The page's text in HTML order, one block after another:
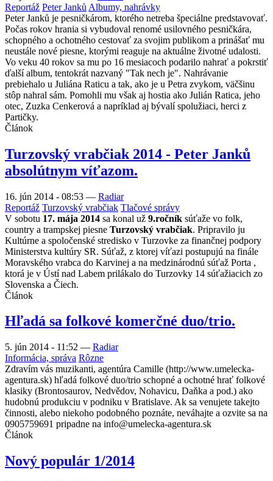
Reportáž Peter Janků Albumy, nahrávky
Peter Janků je pesničkárom, ktorého netreba špeciálne predstavovať.
Počas rokov hrania si vybudoval renomé usilovného pesničkára,
schopného a ochotného cestovať za svojim publikom a prinášať mu
neustále nové piesne, ktorými reaguje na aktuálne životné udalosti.
Vo veku 40 rokov sa mu po 16 mesiacoch podarilo nahrať a pokrstiť
ďalší album, tentokrát nazvaný "Tak nech je". Nahrávanie
prebiehalo u Juliána Raticu a tak, ako je u Petra zvykom, väčšinu
stôp nahral sám. Pomohli mu však aj hostia ako Julián Ratica, jeho
otec, Zuzka Cenkerová a napríklad aj bývalí spolužiaci, herci z
Partičky.
Článok
Turzovský vrabčiak 2014 - Peter Janků
absolútnym víťazom.
16. jún 2014 - 08:53 — Radiar
Reportáž Turzovský vrabčiak Tlačové správy
V sobotu 17. mája 2014 sa konal už 9.ročník súťaže vo folk,
country a trampskej piesne Turzovský vrabčiak. Pripravilo ju
Kultúrne a spoločenské stredisko v Turzovke za finančnej podpory
Ministerstva kultúry SR. Súťaž, z ktorej víťazi postupujú na finále
Moravského vrabca do Karvinej a na medzinárodnú súťaž Porta ,
ktorá je v Ústí nad Labem prilákalo do Turzovky 14 súťažiacich zo
Slovenska a Čiech.
Článok
Hľadá sa folkové komerčné duo/trio.
5. jún 2014 - 11:52 — Radiar
Informácia, správa Rôzne
Zdravím vás muzikanti, agentúra Camille (http://www.umelecka-
agentura.sk) hľadá folkové duo/trio schopné a ochotné hrať folkové
klasiky (Brontosaurov, Nedvědov, Nohavicu, Daňka a pod.) ako
hudobnú produkciu v podniku v Bratislave. Ak sa venujete takejto
činnosti, alebo niekoho podobného poznáte, neváhajte a ozvite sa na
0905759691 pripadne na info@umelecka-agentura.sk
Článok
Nový populár 1/2014